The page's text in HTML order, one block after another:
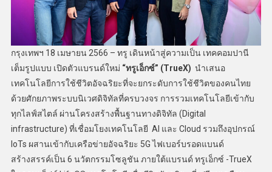
กรุงเทพฯ 18 เมษายน 2566 – ทรู เดินหน้าสู่ความเป็น เทคคอมปานี
เต็มรูปแบบ เปิดตัวแบรนด์ใหม่ “ทรูเอ็กซ์” (TrueX) นำเสนอ
เทคโนโลยีการใช้ชีวิตอัจฉริยะที่จะยกระดับการใช้ชีวิตของคนไทย
ด้วยศักยภาพระบบนิเวศดิจิทัลที่ครบวงจร การรวมเทคโนโลยีเข้ากับ
ทุกไลฟ์สไตล์ ผ่านโครงสร้างพื้นฐานทางดิจิทัล (Digital
infrastructure) ที่เชื่อมโยงเทคโนโลยี AI และ Cloud รวมถึงอุปกรณ์
IoTs ผสานเข้ากับเครือข่ายอัจฉริยะ 5G ไฟเบอร์บรอดแบนด์
สร้างสรรค์เป็น 6 นวัตกรรมโซลูชัน ภายใต้แบรนด์ ทรูเอ็กซ์ -TrueX